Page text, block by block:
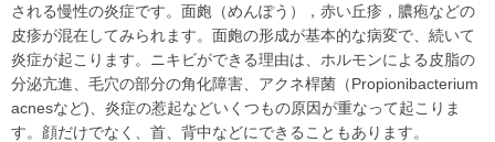
される慢性の炎症です。面皰（めんぽう），赤い丘疹，膿疱などの
皮疹が混在してみられます。面皰の形成が基本的な病変で、続いて
炎症が起こります。ニキビができる理由は、ホルモンによる皮脂の
分泌亢進、毛穴の部分の角化障害、アクネ桿菌（Propionibacterium
acnesなど)、炎症の惹起などいくつもの原因が重なって起こりま
す。顔だけでなく、首、背中などにできることもあります。